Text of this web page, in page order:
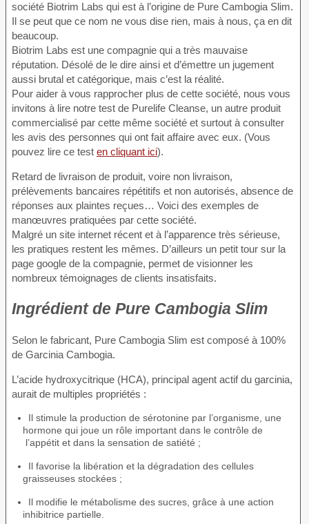
société Biotrim Labs qui est à l’origine de Pure Cambogia Slim.
Il se peut que ce nom ne vous dise rien, mais à nous, ça en dit
beaucoup.
Biotrim Labs est une compagnie qui a très mauvaise
réputation. Désolé de le dire ainsi et d’émettre un jugement
aussi brutal et catégorique, mais c’est la réalité.
Pour aider à vous rapprocher plus de cette société, nous vous
invitons à lire notre test de Purelife Cleanse, un autre produit
commercialisé par cette même société et surtout à consulter
les avis des personnes qui ont fait affaire avec eux. (Vous
pouvez lire ce test en cliquant ici).
Retard de livraison de produit, voire non livraison,
prélèvements bancaires répétitifs et non autorisés, absence de
réponses aux plaintes reçues… Voici des exemples de
manœuvres pratiquées par cette société.
Malgré un site internet récent et à l’apparence très sérieuse,
les pratiques restent les mêmes. D’ailleurs un petit tour sur la
page google de la compagnie, permet de visionner les
nombreux témoignages de clients insatisfaits.
Ingrédient de Pure Cambogia Slim
Selon le fabricant, Pure Cambogia Slim est composé à 100%
de Garcinia Cambogia.
L’acide hydroxycitrique (HCA), principal agent actif du garcinia,
aurait de multiples propriétés :
Il stimule la production de sérotonine par l’organisme, une
hormone qui joue un rôle important dans le contrôle de
l’appétit et dans la sensation de satiété ;
Il favorise la libération et la dégradation des cellules
graisseuses stockées ;
Il modifie le métabolisme des sucres, grâce à une action
inhibitrice partielle.